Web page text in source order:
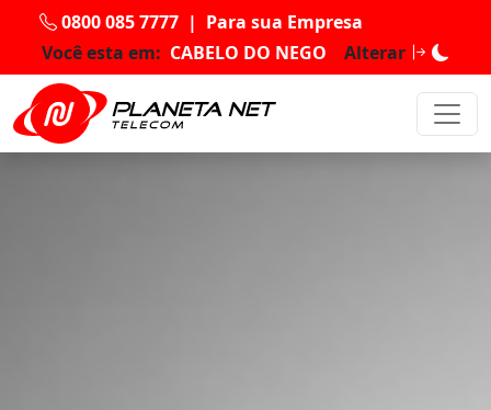
0800 085 7777 | Para sua Empresa
Você esta em: CABELO DO NEGO Alterar